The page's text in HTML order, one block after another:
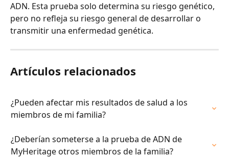
ADN. Esta prueba solo determina su riesgo genético,
pero no refleja su riesgo general de desarrollar o
transmitir una enfermedad genética.
Artículos relacionados
¿Pueden afectar mis resultados de salud a los
miembros de mi familia?
¿Deberían someterse a la prueba de ADN de
MyHeritage otros miembros de la familia?